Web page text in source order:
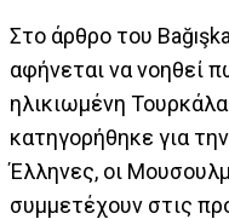
Στο άρθρο του
αφήνεται να νοηθεί
ηλικιωμένη
κατηγορήθηκε για
Έλληνες, οι
συμμετέχουν στις